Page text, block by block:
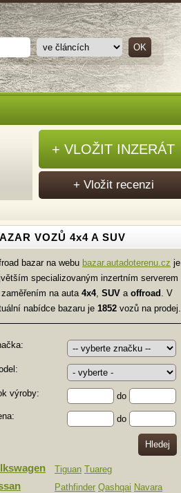
VOZŮ 4x4 A SUV
bazar na webu bazar.autadoterenu.cz je
specializovaným inzertním serverem
na auta4x4, SUV a offroad . V
nabídce bazaru je 1852 vozů na prodej.
výroby:
do
do
Tiguan Tuareg
Pathfinder Qashqai Navara
+ VLOŽIT INZERÁT
+ Vložit recenzi